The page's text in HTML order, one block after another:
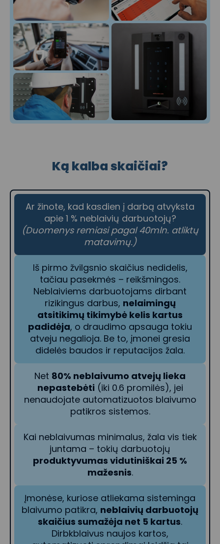
Ką kalba skaičiai?
Ar žinote, kad kasdien į darbą atvyksta
apie 1 % neblaivių darbuotojų?
(Duomenys remiasi pagal 40mln. atliktų
matavimų.)
Iš pirmo žvilgsnio skaičius nedidelis,
tačiau pasekmės – reikšmingos.
Neblaiviems darbuotojams dirbant
rizikingus darbus, nelaimingų
atsitikimų tikimybė kelis kartus
padidėja, o draudimo apsauga tokiu
atveju negalioja. Be to, įmonei gresia
didelės baudos ir reputacijos žala.
Net 80% neblaivumo atvejų lieka
nepastebėti (iki 0.6 promilės), jei
nenaudojate automatizuotos blaivumo
patikros sistemos.
Kai neblaivumas minimalus, žala vis tiek
juntama – tokių darbuotojų
produktyvumas vidutiniškai 25 %
mažesnis.
Įmonėse, kuriose atliekama sisteminga
blaivumo patikra, neblaivių darbuotojų
skaičius sumažėja net 5 kartus.
Dirbkblaivus naujos kartos,